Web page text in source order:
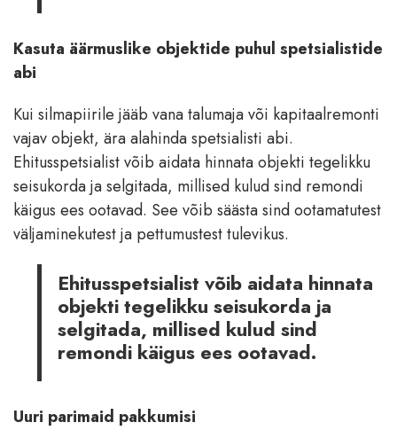
Kasuta äärmuslike objektide puhul spetsialistide
abi
Kui silmapiirile jääb vana talumaja või kapitaalremonti
vajav objekt, ära alahinda spetsialisti abi.
Ehitusspetsialist võib aidata hinnata objekti tegelikku
seisukorda ja selgitada, millised kulud sind remondi
käigus ees ootavad. See võib säästa sind ootamatutest
väljaminekutest ja pettumustest tulevikus.
Ehitusspetsialist võib aidata hinnata
objekti tegelikku seisukorda ja
selgitada, millised kulud sind
remondi käigus ees ootavad.
Uuri parimaid pakkumisi